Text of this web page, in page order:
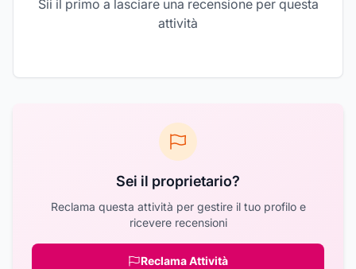
Sii il primo a lasciare una recensione per questa
attività
Sei il proprietario?
Reclama questa attività per gestire il tuo profilo e
ricevere recensioni
Reclama Attività